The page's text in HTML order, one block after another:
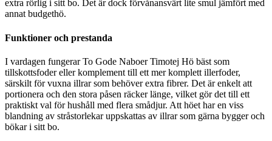
extra rörlig i sitt bo. Det är dock förvånansvärt lite smul jämfört med
annat budgethö.
Funktioner och prestanda
I vardagen fungerar To Gode Naboer Timotej Hö bäst som
tillskottsfoder eller komplement till ett mer komplett illerfoder,
särskilt för vuxna illrar som behöver extra fibrer. Det är enkelt att
portionera och den stora påsen räcker länge, vilket gör det till ett
praktiskt val för hushåll med flera smådjur. Att höet har en viss
blandning av stråstorlekar uppskattas av illrar som gärna bygger och
bökar i sitt bo.